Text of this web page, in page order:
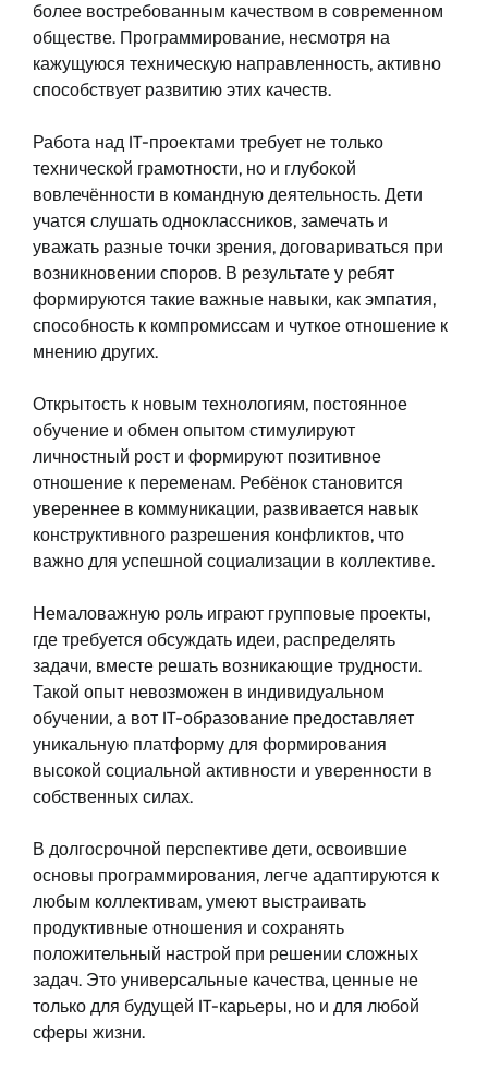
более востребованным качеством в современном
обществе. Программирование, несмотря на
кажущуюся техническую направленность, активно
способствует развитию этих качеств.
Работа над IT-проектами требует не только
технической грамотности, но и глубокой
вовлечённости в командную деятельность. Дети
учатся слушать одноклассников, замечать и
уважать разные точки зрения, договариваться при
возникновении споров. В результате у ребят
формируются такие важные навыки, как эмпатия,
способность к компромиссам и чуткое отношение к
мнению других.
Открытость к новым технологиям, постоянное
обучение и обмен опытом стимулируют
личностный рост и формируют позитивное
отношение к переменам. Ребёнок становится
увереннее в коммуникации, развивается навык
конструктивного разрешения конфликтов, что
важно для успешной социализации в коллективе.
Немаловажную роль играют групповые проекты,
где требуется обсуждать идеи, распределять
задачи, вместе решать возникающие трудности.
Такой опыт невозможен в индивидуальном
обучении, а вот IT-образование предоставляет
уникальную платформу для формирования
высокой социальной активности и уверенности в
собственных силах.
В долгосрочной перспективе дети, освоившие
основы программирования, легче адаптируются к
любым коллективам, умеют выстраивать
продуктивные отношения и сохранять
положительный настрой при решении сложных
задач. Это универсальные качества, ценные не
только для будущей IT-карьеры, но и для любой
сферы жизни.